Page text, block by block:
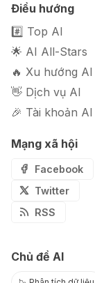
Điều hướng
#️⃣ Top AI
🌟 AI All-Stars
🔥 Xu hướng AI
👋 Dịch vụ AI
🎉 Tài khoản AI
Mạng xã hội
Facebook
Twitter
RSS
Chủ đề AI